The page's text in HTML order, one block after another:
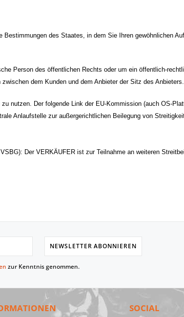
des Staates, in dem Sie Ihren gewöhnlichen
Person des öffentlichen Rechts oder um ein öffentlich-
dem Kunden und dem Anbieter der Sitz des Anbieters.
nutzen. Der folgende Link der EU-Kommission (auch OS-
Anlaufstelle zur außergerichtlichen Beilegung von
Der VERKÄUFER ist zur Teilnahme an weiteren
NEWSLETTER ABONNIEREN
zur Kenntnis genommen.
SOCIAL